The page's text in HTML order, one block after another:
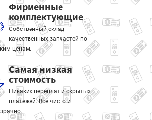
Фирменные
комплектующие
Собственный склад
качественных запчастей по
ценам.
Самая низкая
стоимость
Никаких переплат и скрытых
платежей. Всё чисто и